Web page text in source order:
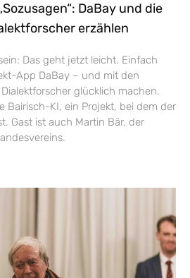
DaBay und die
erzählen
Das geht jetzt leicht. Einfach
App DaBay – und mit den
glücklich machen.
Bairisch-KI, ein Projekt, bei dem der
Gast ist auch Martin Bär, der